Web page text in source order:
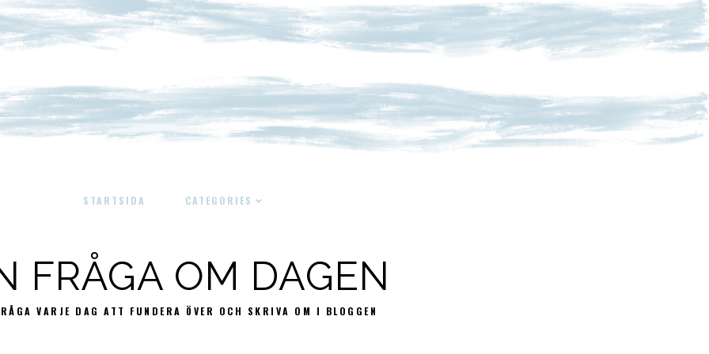
STARTSIDA CATEGORIES
FRÅGA OM DAGEN
VARJE DAG ATT FUNDERA ÖVER OCH SKRIVA OM I BLOGGEN